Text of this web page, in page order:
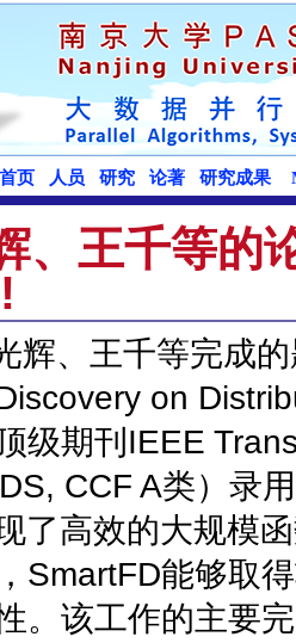
、王千等的
辉、王千等完成
on
级期刊IEEE
CCF A类）录
了高效的大规模
SmartFD能够取
。该工作的主要